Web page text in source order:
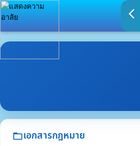
arrow_back_ios
folder_openเอกสารกฎหมาย